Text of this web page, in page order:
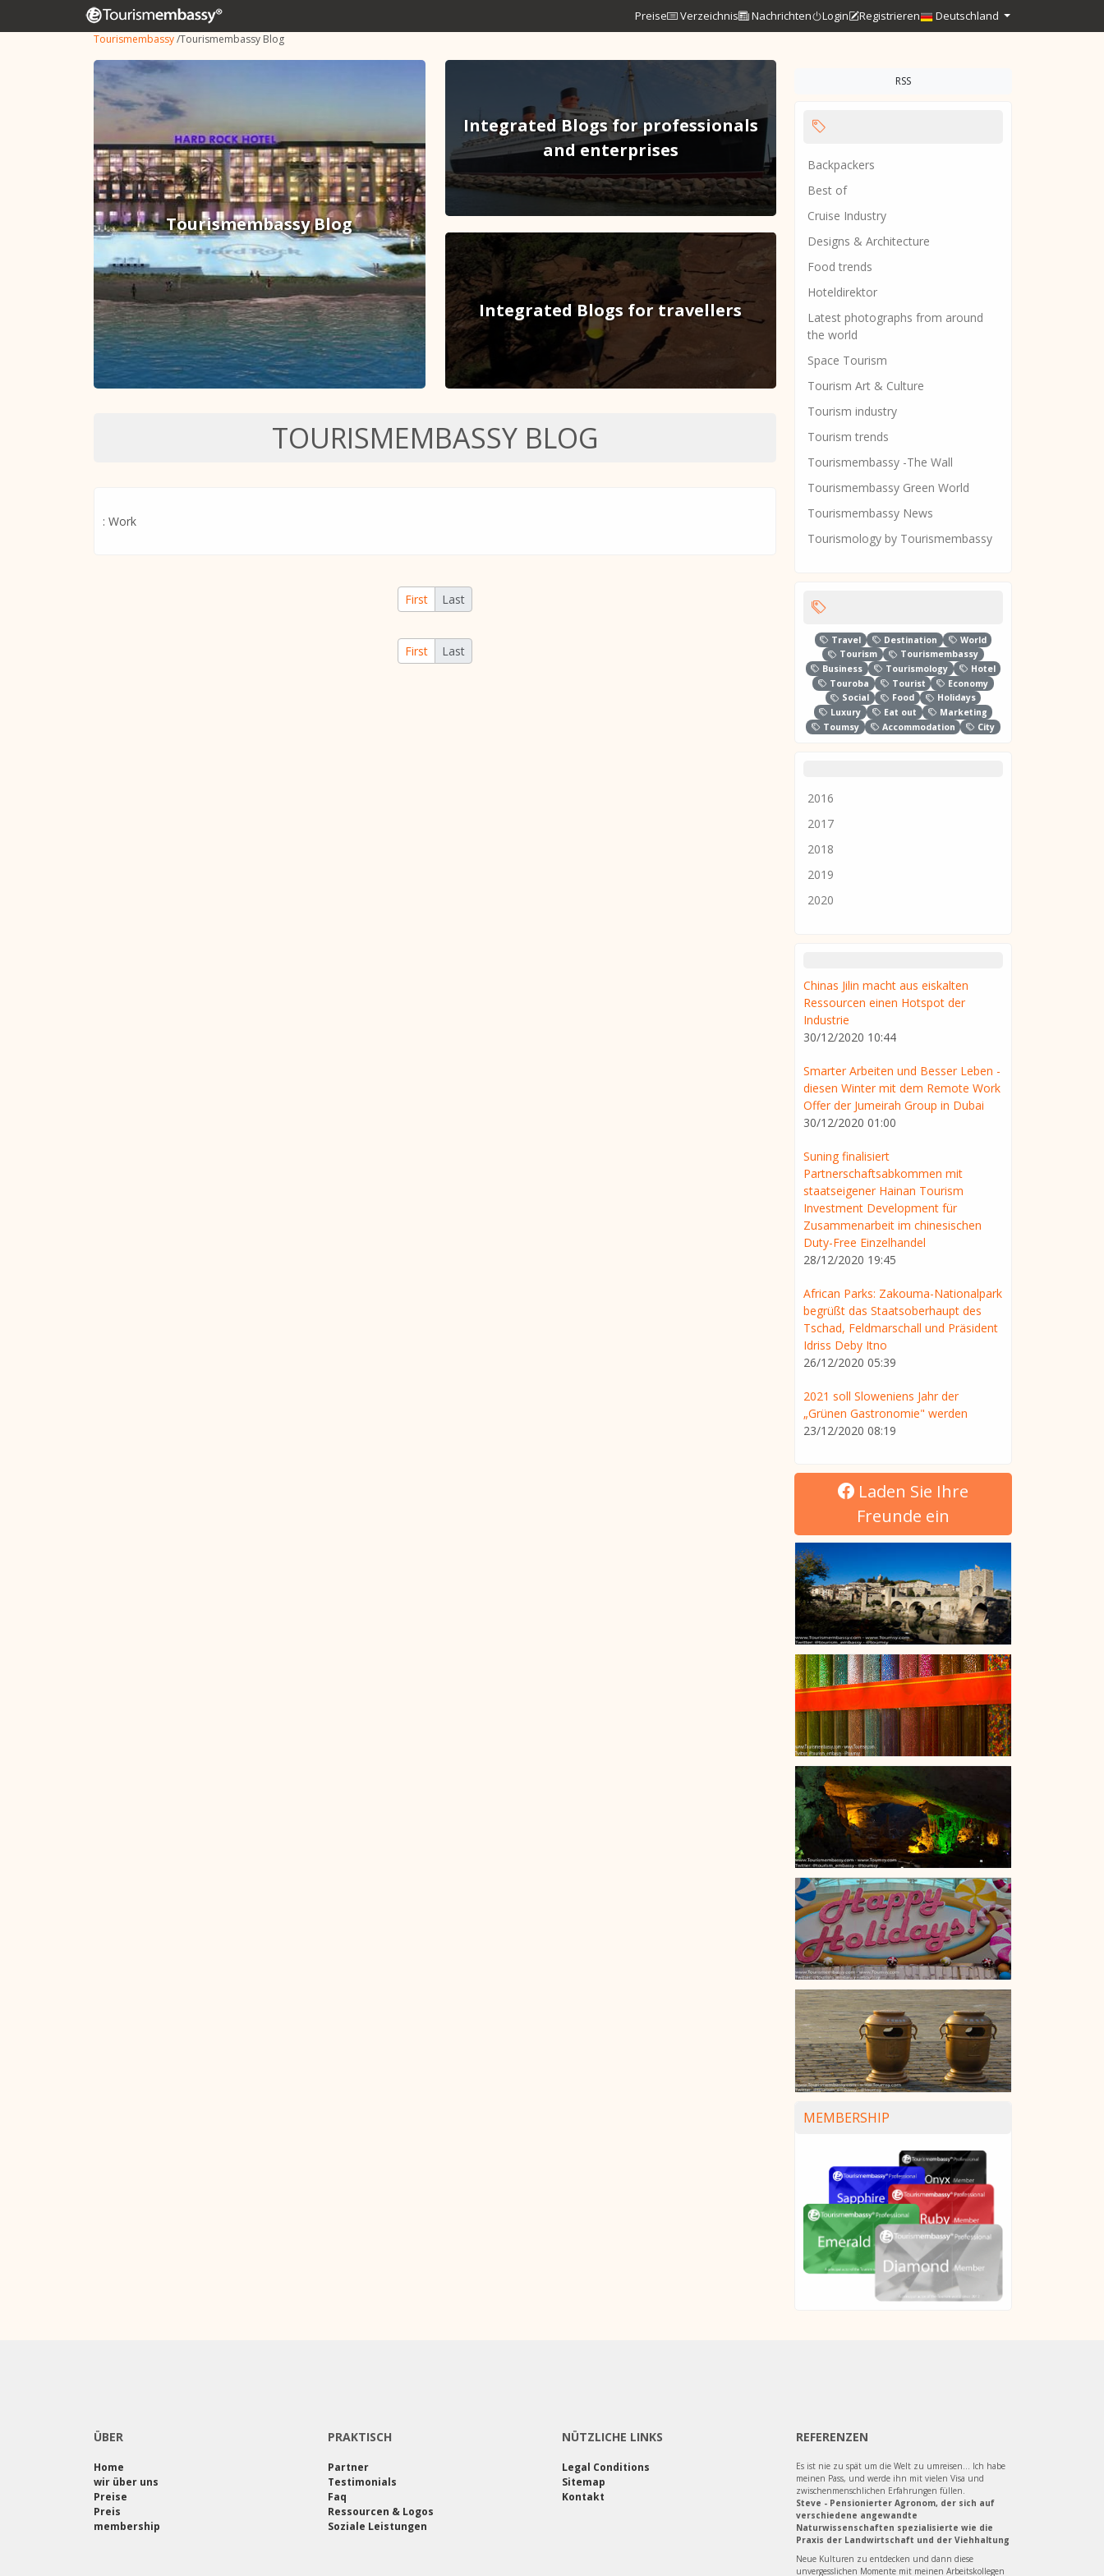
Preise Verzeichnis Nachrichten Login Registrieren Deutschland
Tourismembassy/Tourismembassy Blog
Tourismembassy Blog
Integrated Blogs for professionals
and enterprises
Integrated Blogs for travellers
TOURISMEMBASSY BLOG
: Work
First Last
First Last
RSS
Backpackers
Best of
Cruise Industry
Designs & Architecture
Food trends
Hoteldirektor
Latest photographs from around
the world
Space Tourism
Tourism Art & Culture
Tourism industry
Tourism trends
Tourismembassy -The Wall
Tourismembassy Green World
Tourismembassy News
Tourismology by Tourismembassy
Travel Destination
World
Tourism
Tourismembassy
Business
Tourismology
Hotel
Touroba
Tourist
Economy
Social
Food
Holidays
Luxury
Eat out
Marketing
Toumsy
Accommodation City
2016
2017
2018
2019
2020
Chinas Jilin macht aus eiskalten
Ressourcen einen Hotspot der
Industrie
30/12/2020 10:44
Smarter Arbeiten und Besser Leben -
diesen Winter mit dem Remote Work
Offer der Jumeirah Group in Dubai
30/12/2020 01:00
Suning finalisiert
Partnerschaftsabkommen mit
staatseigener Hainan Tourism
Investment Development für
Zusammenarbeit im chinesischen
Duty-Free Einzelhandel
28/12/2020 19:45
African Parks: Zakouma-Nationalpark
begrüßt das Staatsoberhaupt des
Tschad, Feldmarschall und Präsident
Idriss Deby Itno
26/12/2020 05:39
2021 soll Sloweniens Jahr der
„Grünen Gastronomie" werden
23/12/2020 08:19
Laden Sie Ihre
Freunde ein
MEMBERSHIP
ÜBER
Home
wir über uns
Preise
Preis
membership
PRAKTISCH
Partner
Testimonials
Faq
Ressourcen & Logos
Soziale Leistungen
NÜTZLICHE LINKS
Legal Conditions
Sitemap
Kontakt
REFERENZEN
Es ist nie zu spät um die Welt zu umreisen... Ich habe
meinen Pass, und werde ihn mit vielen Visa und
zwischenmenschlichen Erfahrungen füllen.
Steve - Pensionierter Agronom, der sich auf
verschiedene angewandte
Naturwissenschaften spezialisierte wie die
Praxis der Landwirtschaft und der Viehhaltung
Neue Kulturen zu entdecken und dann diese
unvergesslichen Momente mit meinen Arbeitskollegen